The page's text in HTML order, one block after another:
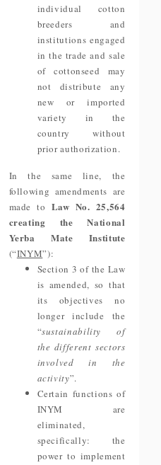
individual cotton
breeders and
institutions engaged
in the trade and sale
of cottonseed may
not distribute any
new or imported
variety in the
country without
prior authorization.
In the same line, the
following amendments are
made to Law No. 25,564
creating the National
Yerba Mate Institute
(“INYM”):
Section 3 of the Law
is amended, so that
its objectives no
longer include the
“sustainability of
the different sectors
involved in the
activity”.
Certain functions of
INYM are
eliminated,
specifically: the
power to implement